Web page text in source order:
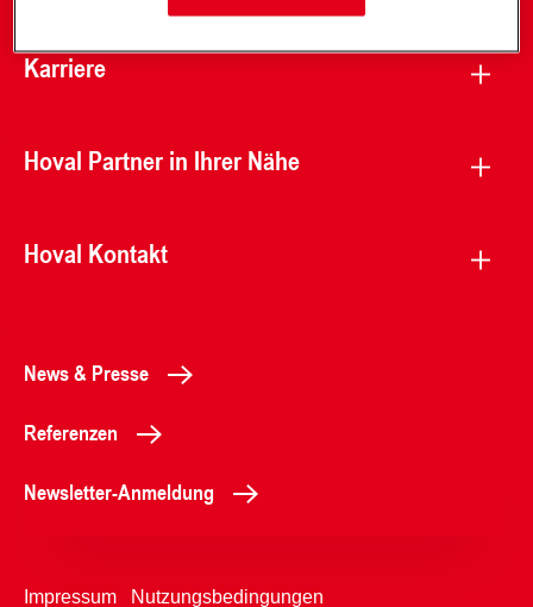
Karriere
Hoval Partner in Ihrer Nähe
Hoval Kontakt
News & Presse
Referenzen
Newsletter-Anmeldung
Impressum Nutzungsbedingungen